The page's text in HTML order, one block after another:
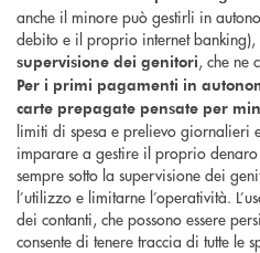
anche il minore può gestirli in
debito e il proprio internet banking),
supervisione dei genitori, che ne
Per i primi pagamenti in
carte prepagate pensate per
limiti di spesa e prelievo giornalieri
imparare a gestire il proprio
sempre sotto la supervisione dei
l’utilizzo e limitarne l’operatività.
dei contanti, che possono essere
consente di tenere traccia di tutte le